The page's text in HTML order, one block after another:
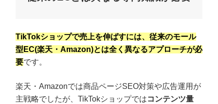
TikTokショップで売上を伸ばすには、従来のモール
型EC(楽天・Amazon)とは全く異なるアプローチが必
要です。
楽天・Amazonでは商品ページSEO対策や広告運用が
主戦略でしたが、TikTokショップではコンテンツ量